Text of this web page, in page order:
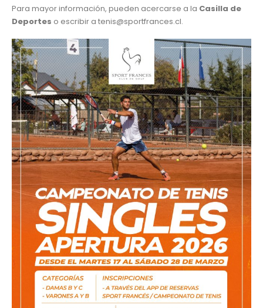
Para mayor información, pueden acercarse a la Casilla de
Deportes o escribir a tenis@sportfrances.cl.